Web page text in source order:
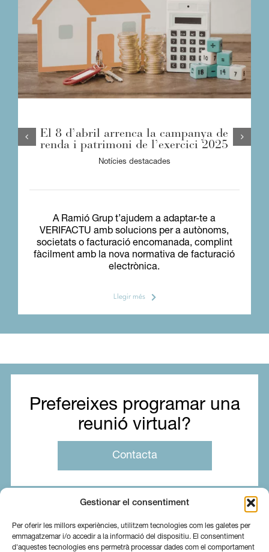
Gestionar el consentiment
Per oferir les millors experiències, utilitzem tecnologies com les galetes per
emmagatzemar i/o accedir a la informació del dispositiu. El consentiment
d'aquestes tecnologies ens permetrà processar dades com el comportament
El 8 d’abril arrenca la campanya de
renda i patrimoni de l’exercici 2025
Notícies destacades
A Ramió Grup t’ajudem a adaptar-te a
VERIFACTU amb solucions per a autònoms,
societats o facturació encomanada, complint
fàcilment amb la nova normativa de facturació
electrònica.
Llegir més
Prefereixes programar una
reunió virtual?
Contacta